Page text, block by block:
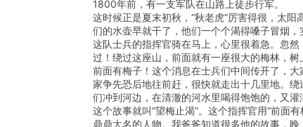
1800年前，有一支军队在山路上徒步行军。
这时候正是夏末初秋，“秋老虎”厉害得很，太
们的水壶早就干了，他们一个个渴得嗓子冒烟
这队士兵的指挥官骑在马上，心里很着急。忽
过！绕过这座山，前面就有一座很大的梅林，树
前面有梅子！这个消息在士兵们中间传开了，
家争先恐后地往前赶，很快就走出十几里地。
们冲到河边，在清澈的河水里喝得饱饱的，又灌
这个故事就叫“望梅止渴”。这个指挥官用“前面
鼎鼎大名的人物。我爸爸知道很多他的故事，晚